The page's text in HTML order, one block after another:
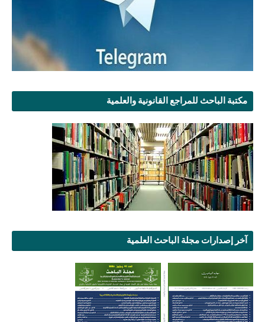
مكتبة الباحث للمراجع القانونية والعلمية
آخر إصدارات مجلة الباحث العلمية